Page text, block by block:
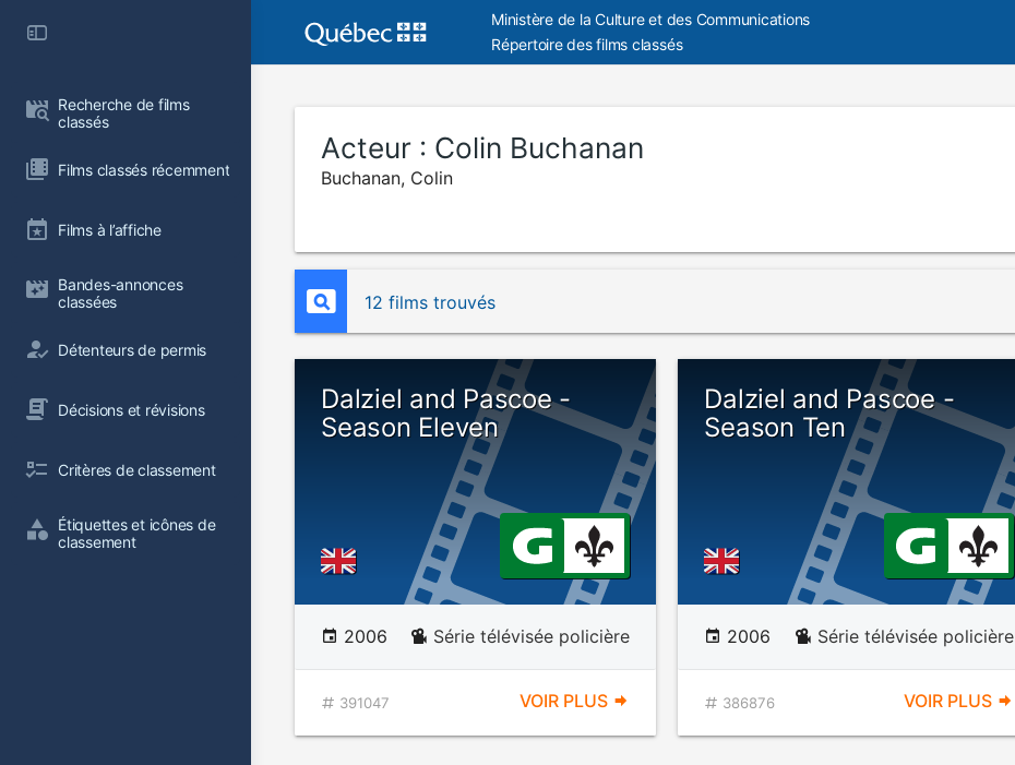
Recherche de films
classés
Films classés récemment
Films à l’affiche
Bandes-annonces
classées
Détenteurs de permis
Décisions et révisions
Critères de classement
Étiquettes et icônes de
classement
Ministère de la Culture et des Communications
Répertoire des films classés
Acteur : Colin Buchanan
Buchanan, Colin
12 films trouvés
Dalziel and Pascoe -
Season Eleven
2006 Série télévisée policière
391047 VOIR PLUS
Dalziel and Pascoe -
Season Ten
2006 Série télévisée policière
386876 VOIR PLUS